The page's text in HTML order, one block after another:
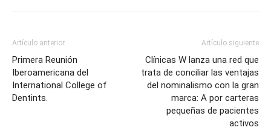
Artículo anterior
Primera Reunión
Iberoamericana del
International College of
Dentints.
Artículo siguiente
Clínicas W lanza una red que
trata de conciliar las ventajas
del nominalismo con la gran
marca: A por carteras
pequeñas de pacientes
activos